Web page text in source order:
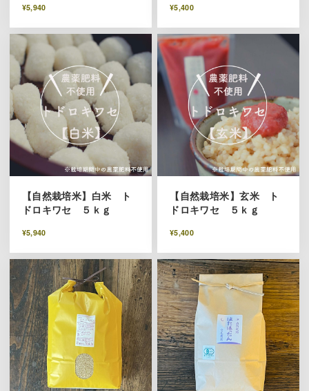
¥5,940 ¥5,400
【自然栽培米】白米 ト
ドロキワセ ５ｋｇ
¥5,940
【自然栽培米】玄米 ト
ドロキワセ ５ｋｇ
¥5,400